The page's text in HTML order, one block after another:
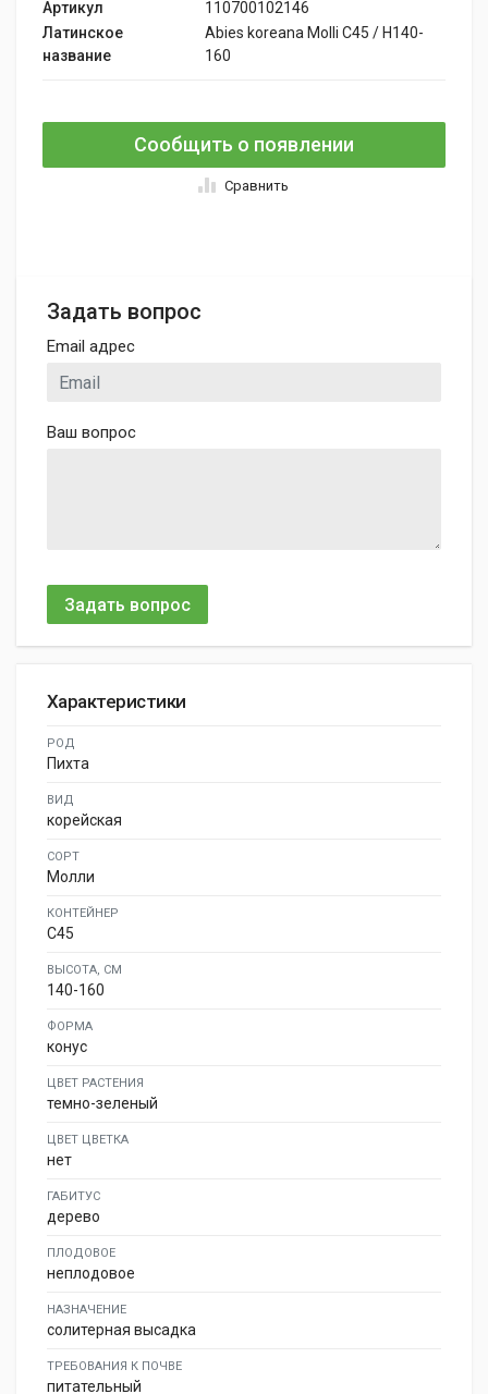
Артикул
110700102146
Латинское
название
Abies koreana Molli C45 / H140-
160
Сообщить о появлении
Сравнить
Задать вопрос
Email адрес
Ваш вопрос
Задать вопрос
Характеристики
РОД
Пихта
ВИД
корейская
СОРТ
Молли
КОНТЕЙНЕР
C45
ВЫСОТА, СМ
140-160
ФОРМА
конус
ЦВЕТ РАСТЕНИЯ
темно-зеленый
ЦВЕТ ЦВЕТКА
нет
ГАБИТУС
дерево
ПЛОДОВОЕ
неплодовое
НАЗНАЧЕНИЕ
солитерная высадка
ТРЕБОВАНИЯ К ПОЧВЕ
питательный